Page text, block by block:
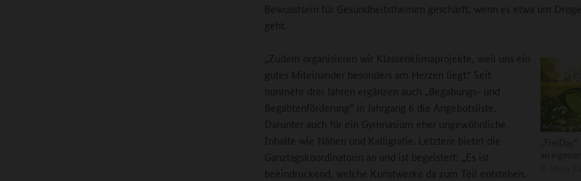
Bewusstsein für Gesundheitsthemen geschärft, wenn es etwa um
geht.
„Zudem organisieren wir Klassenklimaprojekte, weil uns ein
gutes Miteinander besonders am Herzen liegt.“ Seit
nunmehr drei Jahren ergänzen auch „Begabungs- und
Begabtenförderung“ in Jahrgang 6 die Angebotsliste.
Darunter auch für ein Gymnasium eher ungewöhnliche
Inhalte wie Nähen und Kalligrafie. Letztere bietet die
Ganztagskoordinatorin an und ist begeistert: „Es ist
beeindruckend, welche Kunstwerke da zum Teil entstehen.